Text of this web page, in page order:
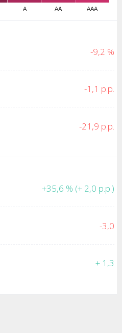
A AA AAA
-9,2 %
-1,1 p.p.
-21,9 p.p.
+35,6 % (+ 2,0 p.p.)
-3,0
+ 1,3